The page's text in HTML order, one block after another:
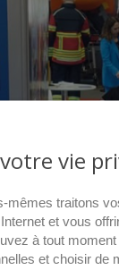
vie
mêmes traitons
et vous
à tout
et choisir de